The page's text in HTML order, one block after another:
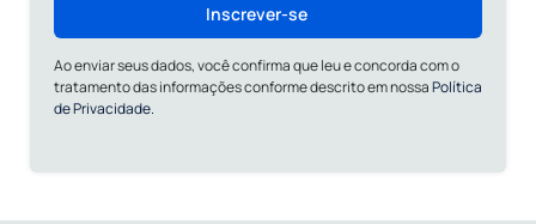
Inscrever-se
Ao enviar seus dados, você confirma que leu e concorda com o
tratamento das informações conforme descrito em nossaPolítica
de Privacidade.